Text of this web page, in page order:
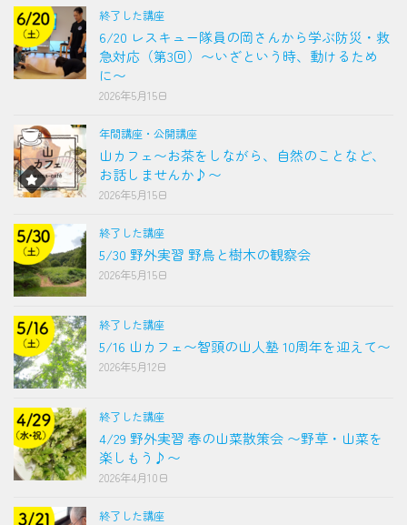
終了した講座
6/20 レスキュー隊員の岡さんから学ぶ防災・救
急対応（第3回）〜いざという時、動けるため
に〜
2026年5月15日
年間講座・公開講座
山カフェ〜お茶をしながら、自然のことなど、
お話しませんか♪〜
2026年5月15日
終了した講座
5/30 野外実習 野鳥と樹木の観察会
2026年5月15日
終了した講座
5/16 山カフェ〜智頭の山人塾 10周年を迎えて〜
2026年5月12日
終了した講座
4/29 野外実習 春の山菜散策会 〜野草・山菜を
楽しもう♪〜
2026年4月10日
終了した講座